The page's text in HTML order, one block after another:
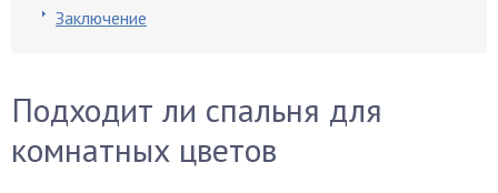
Заключение
Подходит ли спальня для
комнатных цветов